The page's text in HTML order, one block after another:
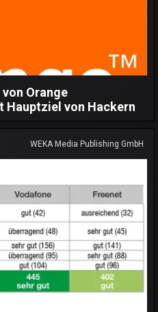
Orange
Hauptziel von Hackern
WEKA Media Publishing GmbH